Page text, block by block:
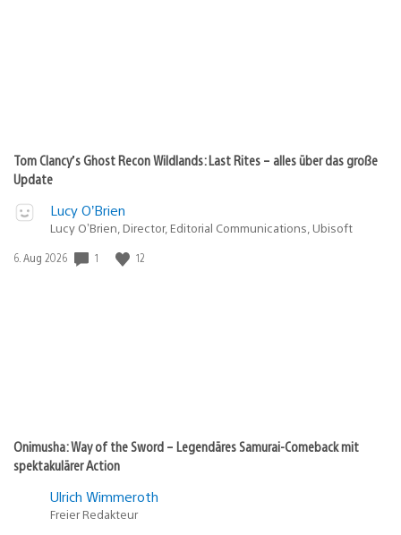
Tom Clancy’s Ghost Recon Wildlands: Last Rites – alles über das große
Update
Lucy O’Brien
Lucy O’Brien, Director, Editorial Communications, Ubisoft
Veröffentlichungsdatum:
6. Aug 2026 1 12
Onimusha: Way of the Sword – Legendäres Samurai-Comeback mit
spektakulärer Action
Ulrich Wimmeroth
Freier Redakteur